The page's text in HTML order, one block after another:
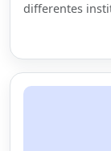
differentes